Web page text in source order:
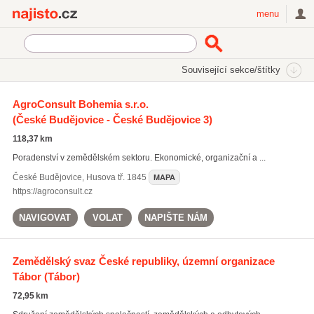
menu
Související sekce/štítky
Zemědělské poradenství
AgroConsult Bohemia s.r.o.
(České Budějovice - České Budějovice 3)
118,37 km
Poradenství v zemědělském sektoru. Ekonomické, organizační a ...
České Budějovice, Husova tř. 1845 MAPA
https://agroconsult.cz
NAVIGOVAT VOLAT NAPIŠTE NÁM
Zemědělský svaz České republiky, územní organizace
Tábor(Tábor)
72,95 km